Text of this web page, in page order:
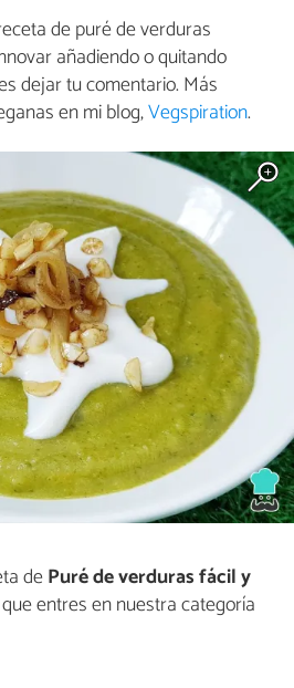
de puré de verduras
añadiendo o quitando
dejar tu comentario. Más
en mi blog,Vegspiration.
dePuré de verduras fácil y
entres en nuestra categoría